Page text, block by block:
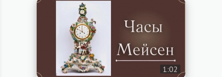
1:02